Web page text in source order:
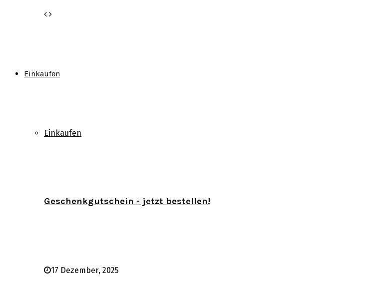
Einkaufen
Einkaufen
Geschenkgutschein - jetzt bestellen!
17 Dezember, 2025